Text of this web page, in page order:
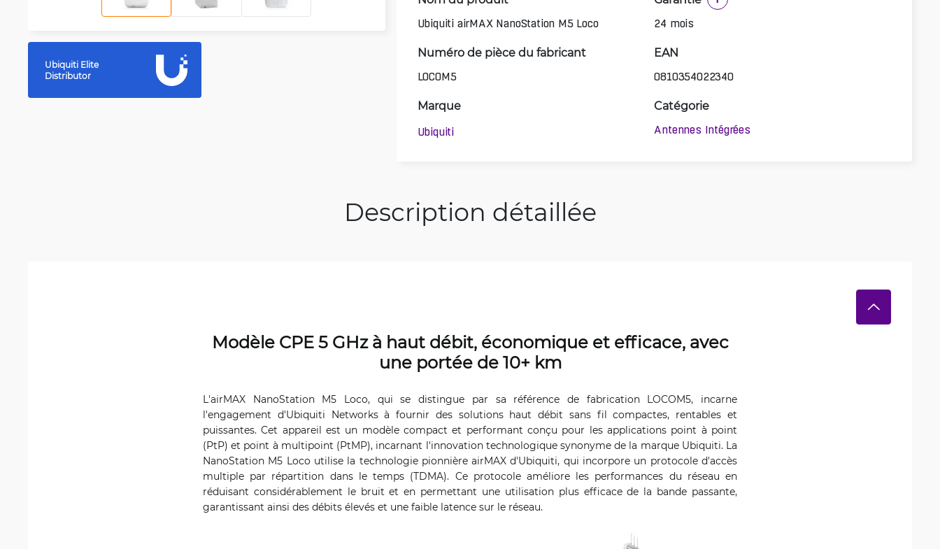
Ubiquiti Elite
Distributor
Ubiquiti airMAX NanoStation M5 Loco
24 mois
Numéro de pièce du fabricant
LOCOM5
EAN
0810354022340
Marque
Ubiquiti
Catégorie
Antennes Intégrées
Description détaillée
Modèle CPE 5 GHz à haut débit, économique et efficace, avec
une portée de 10+ km
L'airMAX NanoStation M5 Loco, qui se distingue par sa référence de fabrication LOCOM5, incarne
l'engagement d'Ubiquiti Networks à fournir des solutions haut débit sans fil compactes, rentables et
puissantes. Cet appareil est un modèle compact et performant conçu pour les applications point à point
(PtP) et point à multipoint (PtMP), incarnant l'innovation technologique synonyme de la marque Ubiquiti. La
NanoStation M5 Loco utilise la technologie pionnière airMAX d'Ubiquiti, qui incorpore un protocole d'accès
multiple par répartition dans le temps (TDMA). Ce protocole améliore les performances du réseau en
réduisant considérablement le bruit et en permettant une utilisation plus efficace de la bande passante,
garantissant ainsi des débits élevés et une faible latence sur le réseau.